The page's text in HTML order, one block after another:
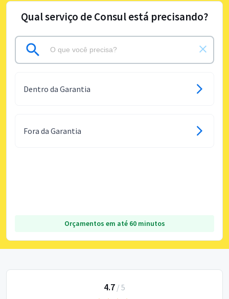
Qual serviço de Consul está precisando?
Dentro da Garantia
Fora da Garantia
Orçamentos em até 60 minutos
4.7 / 5